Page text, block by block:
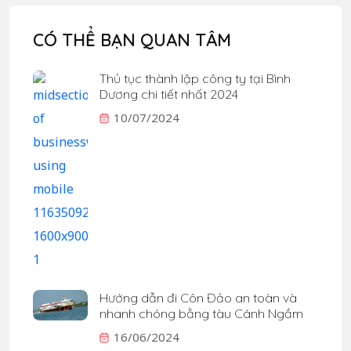
CÓ THỂ BẠN QUAN TÂM
Thủ tục thành lập công ty tại Bình
Dương chi tiết nhất 2024
10/07/2024
Hướng dẫn đi Côn Đảo an toàn và
nhanh chóng bằng tàu Cánh Ngầm
16/06/2024